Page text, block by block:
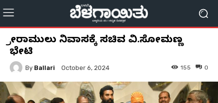
ಶ್ರೀರಾಮುಲು ನಿವಾಸಕ್ಕೆ ಸಚಿವ ವಿ.ಸೋಮಣ್ಣ
ಭೇಟಿ
By Ballari October 6, 2024 0
155